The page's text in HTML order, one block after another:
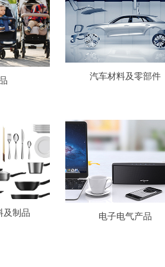
汽车材料及零部件
及制品 电子电气产品